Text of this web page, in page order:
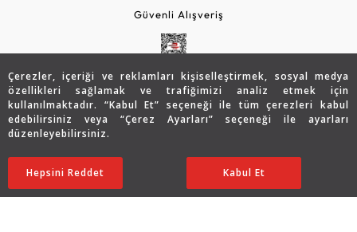
Çerezler, içeriği ve reklamları kişiselleştirmek, sosyal medya
özellikleri sağlamak ve trafiğimizi analiz etmek için
kullanılmaktadır. “Kabul Et” seçeneği ile tüm çerezleri kabul
edebilirsiniz veya “Çerez Ayarları” seçeneği ile ayarları
düzenleyebilirsiniz.
Ayarları Düzenle
Hepsini Reddet Kabul Et
37.217 TL
29.747TL
26.772 TL SATIN ALIN
Güvenli Alışveriş
Copyright © 2026 Assos Pırlanta - Bu sitenin tüm hakları